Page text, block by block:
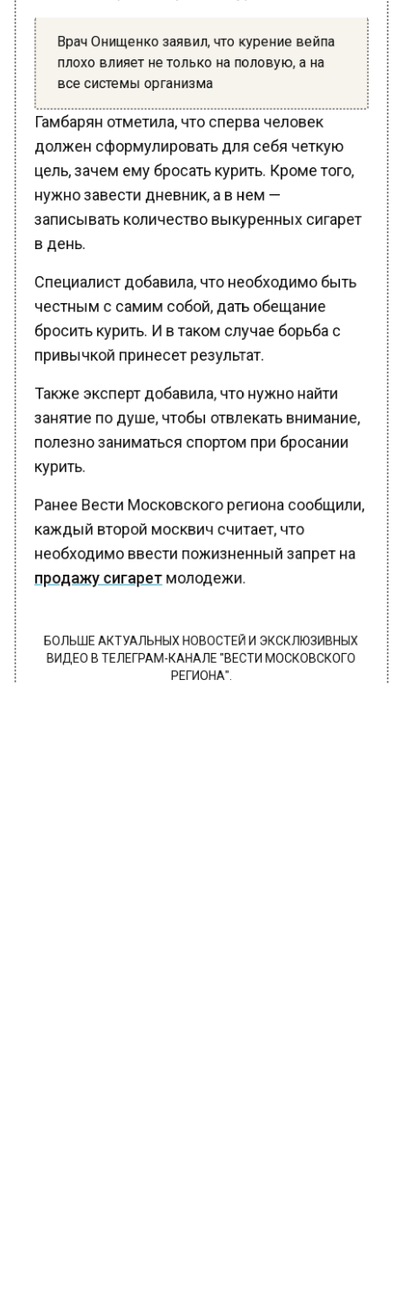
плохо влияет не только на половую, а на
Гамбарян отметила, что сперва человек
должен сформулировать для себя четкую
цель, зачем ему бросать курить. Кроме того,
нужно завести дневник, а в нем —
записывать количество выкуренных сигарет
в день.
Специалист добавила, что необходимо быть
честным с самим собой, дать обещание
бросить курить. И в таком случае борьба с
привычкой принесет результат.
Также эксперт добавила, что нужно найти
занятие по душе, чтобы отвлекать внимание,
полезно заниматься спортом при бросании
курить.
Ранее Вести Московского региона сообщили,
каждый второй москвич считает, что
необходимо ввести пожизненный запрет на
продажу сигаретмолодежи.
БОЛЬШЕ АКТУАЛЬНЫХ НОВОСТЕЙ И ЭКСКЛЮЗИВНЫХ
ВИДЕО В ТЕЛЕГРАМ-КАНАЛЕ "ВЕСТИ МОСКОВСКОГО